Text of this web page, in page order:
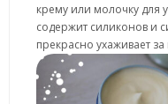
крему или молочку для
содержит силиконов и
прекрасно ухаживает